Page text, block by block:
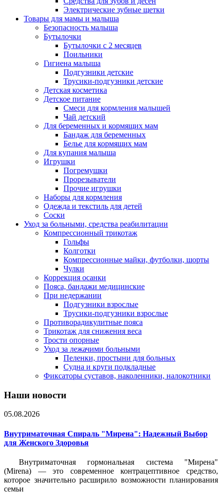
Электрические зубные щетки
Товары для мамы и малыша
Безопасность малыша
Бутылочки
Бутылочки с 2 месяцев
Поильники
Гигиена малыша
Подгузники детские
Трусики-подгузники детские
Детская косметика
Детское питание
Смеси для кормления малышей
Чай детский
Для беременных и кормящих мам
Бандаж для беременных
Белье для кормящих мам
Для купания малыша
Игрушки
Погремушки
Прорезыватели
Прочие игрушки
Наборы для кормления
Одежда и текстиль для детей
Соски
Уход за больными, средства реабилитации
Компрессионный трикотаж
Гольфы
Колготки
Компрессионные майки, футболки, шорты
Чулки
Коррекция осанки
Пояса, бандажи медицинские
При недержании
Подгузники взрослые
Трусики-подгузники взрослые
Противорадикулитные пояса
Трикотаж для снижения веса
Трости опорные
Уход за лежачими больными
Пеленки, простыни для больных
Судна и круги подкладные
Фиксаторы суставов, наколенники, налокотники
Наши новости
05.08.2026
Внутриматочная Спираль "Мирена": Надежный Выбор
для Женского Здоровья
Внутриматочная гормональная система "Мирена"
(Mirena) — это современное контрацептивное средство,
которое значительно расширило возможности планирования
семьи